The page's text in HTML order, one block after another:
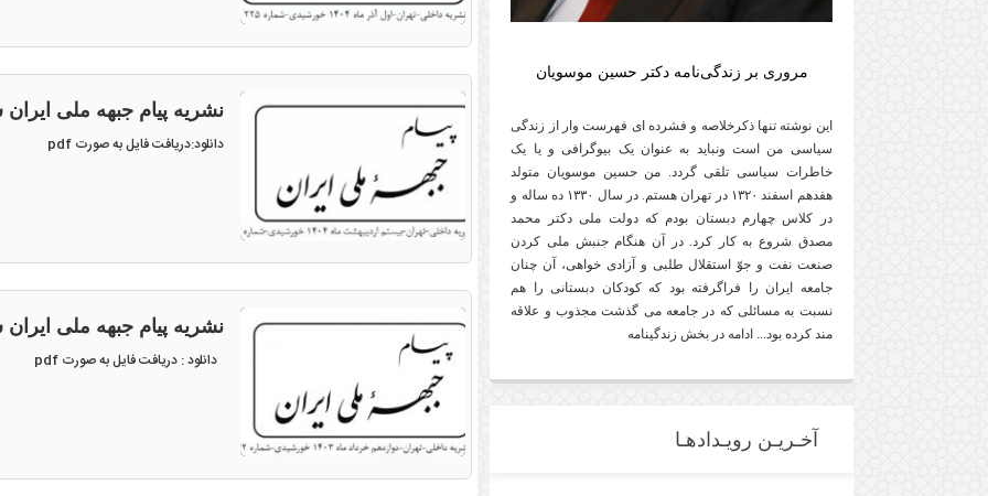
نشریه پیام جبهه ملی ایران شماره ۲۲۴ مورخ
دانلود:دریافت فایل به صورت pdf
نشریه پیام جبهه ملی ایران شماره ۲۲۲ -
دانلود : دریافت فایل به صورت pdf
مروری بر زندگی‌نامه دکتر حسین موسویان
این نوشته تنها ذکرخلاصه و فشرده ای فهرست وار از زندگی
سیاسی من است ونباید به عنوان یک بیوگرافی و یا یک
خاطرات سیاسی تلقی گردد. من حسین موسویان متولد
هفدهم اسفند ۱۳۲۰ در تهران هستم. در سال ۱۳۳۰ ده ساله و
در کلاس چهارم دبستان بودم که دولت ملی دکتر محمد
مصدق شروع به کار کرد. در آن هنگام جنبش ملی کردن
صنعت نفت و جوّ استقلال طلبی و آزادی خواهی، آن چنان
جامعه ایران را فراگرفته بود که کودکان دبستانی را هم
نسبت به مسائلی که در جامعه می گذشت مجذوب و علاقه
مند کرده بود... ادامه در بخش زندگینامه
آخـریـن رویـدادهـا